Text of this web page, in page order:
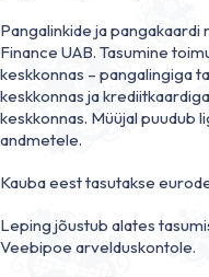
Pangalinkide ja
Finance UAB. Tasumine
keskkonnas – pangalingiga
keskkonnas ja
keskkonnas. Müüjal puudub
andmetele.
Kauba eest tasutakse
Leping jõustub alates
Veebipoe arvelduskontole.